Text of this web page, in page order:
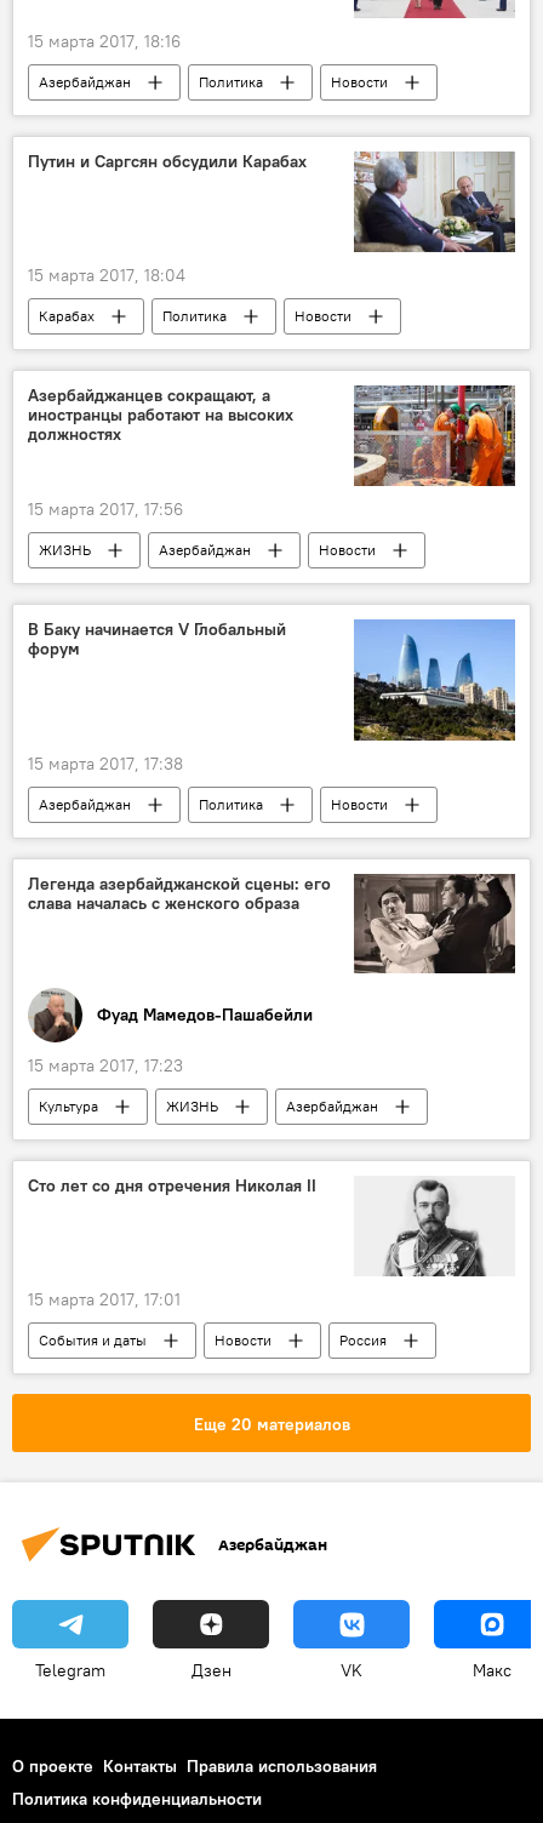
15 марта 2017, 18:16
Азербайджан Политика
Новости
Франция
Первая леди Азербайджана Мехрибан Алиева
Путин и Саргсян обсудили Карабах
15 марта 2017, 18:04
Карабах Политика
Новости
Россия
Армения
Россия
Президент Армении Серж Саргсян
МГ ОБСЕ
Азербайджанцев сокращают, а
иностранцы работают на высоких
должностях
15 марта 2017, 17:56
ЖИЗНЬ Азербайджан
Новости
Экономика
Ильхам Шабан
Азер Аллахверанов
Мирвари Гахраманлы
Специалисты
В Баку начинается V Глобальный
форум
15 марта 2017, 17:38
Азербайджан Политика
Новости
Баку
Международный центр Низами Гянджеви
Государственный комитет работе с диаспорскими структурами АР
делегации
Участие
Легенда азербайджанской сцены: его
слава началась с женского образа
Фуад Мамедов-Пашабейли
15 марта 2017, 17:23
Культура ЖИЗНЬ
Азербайджан
Новости
Колумнисты
Агасадых Герайбейли
Спектакль
Сто лет со дня отречения Николая II
15 марта 2017, 17:01
События и даты Новости
Россия
Российская империя
Николай II
Февральская революция
Еще 20 материалов
Азербайджан
Telegram Дзен VK Макс
О проекте Контакты Правила использования
Политика конфиденциальности